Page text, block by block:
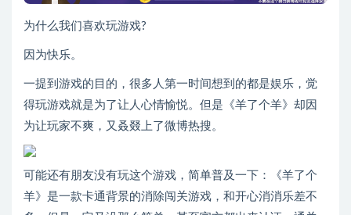
为什么我们喜欢玩游戏?
因为快乐。
一提到游戏的目的，很多人第一时间想到的都是娱乐，觉
得玩游戏就是为了让人心情愉悦。但是《羊了个羊》却因
为让玩家不爽，又叒叕上了微博热搜。
可能还有朋友没有玩这个游戏，简单普及一下：《羊了个
羊》是一款卡通背景的消除闯关游戏，和开心消消乐差不